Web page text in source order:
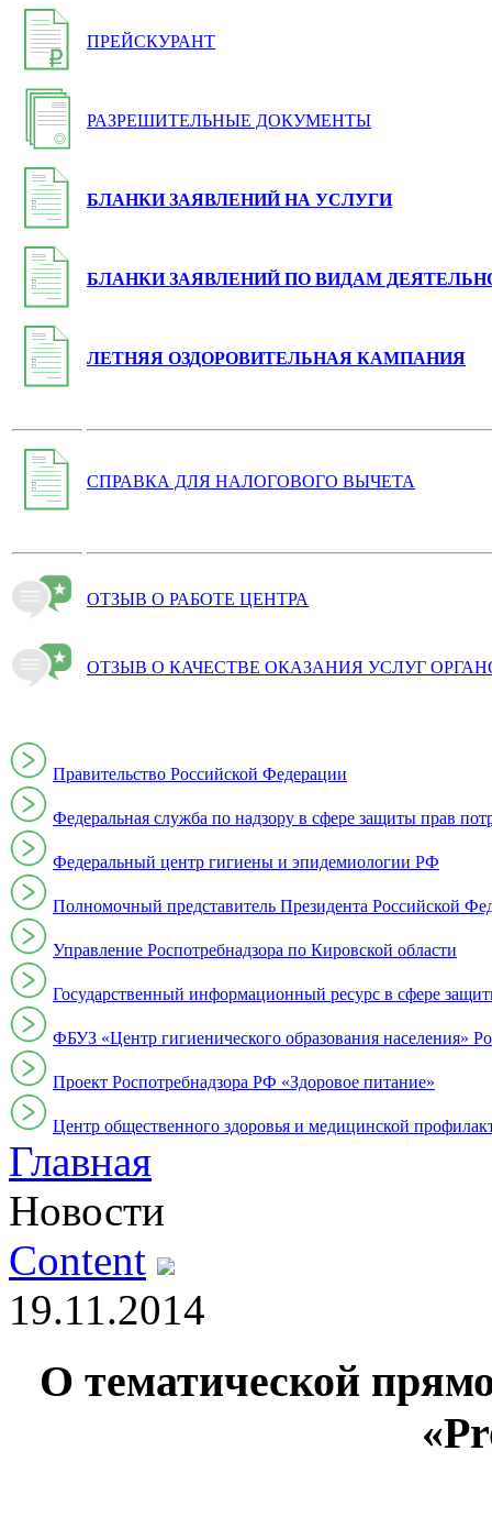
ПРЕЙСКУРАНТ
РАЗРЕШИТЕЛЬНЫЕ ДОКУМЕНТЫ
БЛАНКИ ЗАЯВЛЕНИЙ НА УСЛУГИ
БЛАНКИ ЗАЯВЛЕНИЙ ПО ВИДАМ
ЛЕТНЯЯ ОЗДОРОВИТЕЛЬНАЯ КАМПАНИЯ
СПРАВКА ДЛЯ НАЛОГОВОГО ВЫЧЕТА
ОТЗЫВ О РАБОТЕ ЦЕНТРА
ОТЗЫВ О КАЧЕСТВЕ ОКАЗАНИЯ УСЛУГ
Правительство Российской Федерации
Федеральная служба по надзору в сфере защиты прав
Федеральный центр гигиены и эпидемиологии РФ
Полномочный представитель Президента Российской
Управление Роспотребнадзора по Кировской области
Государственный информационный ресурс в сфере
ФБУЗ «Центр гигиенического образования населения»
Проект Роспотребнадзора РФ «Здоровое питание»
Центр общественного здоровья и медицинской
Главная
Новости
Content
19.11.2014
О тематической